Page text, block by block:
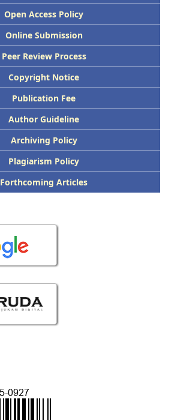
Open Access Policy
Online Submission
Peer Review Process
Copyright Notice
Publication Fee
Author Guideline
Archiving Policy
Plagiarism Policy
Forthcoming Articles